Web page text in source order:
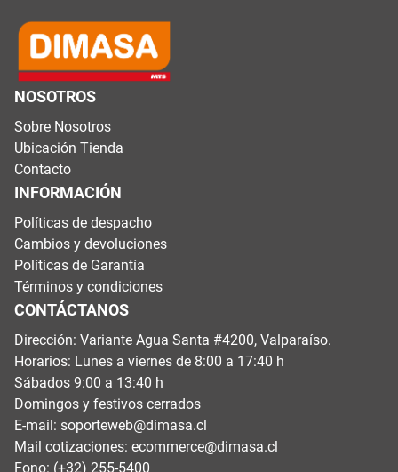
NOSOTROS
Sobre Nosotros
Ubicación Tienda
Contacto
INFORMACIÓN
Políticas de despacho
Cambios y devoluciones
Políticas de Garantía
Términos y condiciones
CONTÁCTANOS
Dirección: Variante Agua Santa #4200, Valparaíso.
Horarios: Lunes a viernes de 8:00 a 17:40 h
Sábados 9:00 a 13:40 h
Domingos y festivos cerrados
E-mail: soporteweb@dimasa.cl
Mail cotizaciones: ecommerce@dimasa.cl
Fono: (+32) 255-5400